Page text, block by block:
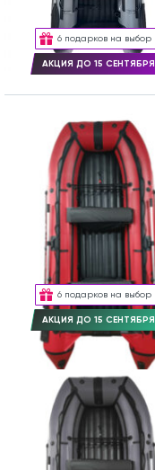
6 подарков на выбор
АКЦИЯ ДО 15 СЕНТЯБРЯ
6 подарков на выбор
АКЦИЯ ДО 15 СЕНТЯБРЯ